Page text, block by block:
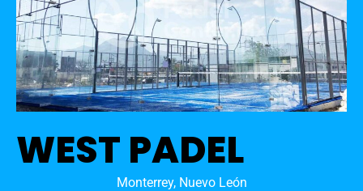
WEST PADEL
Monterrey, Nuevo León